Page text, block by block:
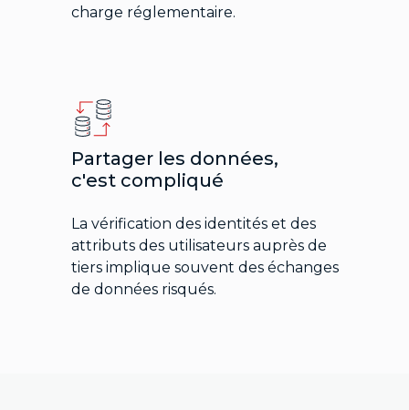
charge réglementaire.
Partager les données,
c'est compliqué
La vérification des identités et des
attributs des utilisateurs auprès de
tiers implique souvent des échanges
de données risqués.